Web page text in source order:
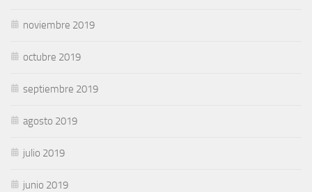
noviembre 2019
octubre 2019
septiembre 2019
agosto 2019
julio 2019
junio 2019